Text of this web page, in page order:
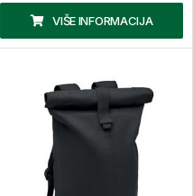
VIŠE INFORMACIJA